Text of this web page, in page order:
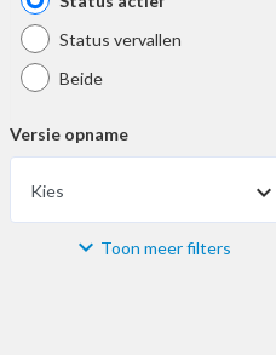
Status vervallen
Beide
Versie opname
Kies
Materiaal Toon meer filters